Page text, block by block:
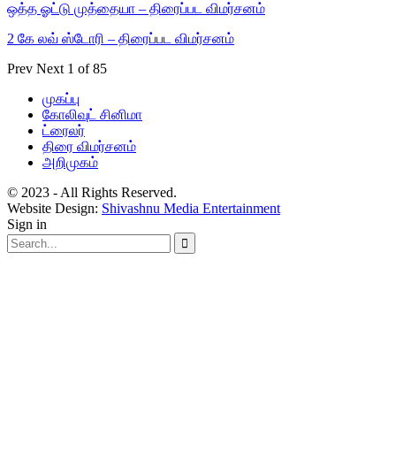
ஒத்த ஓட்டு முத்தையா – திரைப்பட விமர்சனம்
2 கே லவ் ஸ்டோரி – திரைப்பட விமர்சனம்
Prev Next 1 of 85
முகப்பு
கோலிவுட் சினிமா
ட்ரைலர்
திரை விமர்சனம்
அறிமுகம்
© 2023 - All Rights Reserved.
Website Design: Shivashnu Media Entertainment
Sign in